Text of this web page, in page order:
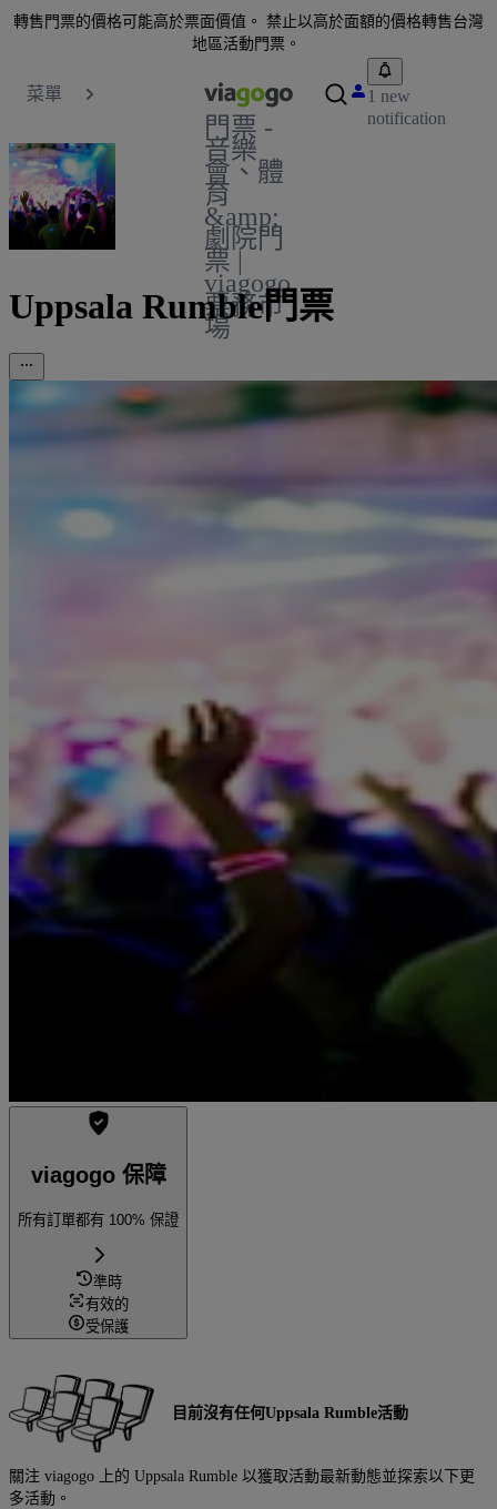
轉售門票的價格可能高於票面價值。 禁止以高於面額的價格轉售台灣
地區活動門票。
菜單
門票 -
音樂
會、體
育
&amp;
劇院門
票 |
viagogo
票務市
場
1 new
notification
Uppsala Rumble門票
viagogo 保障
所有訂單都有 100% 保證
準時
有效的
受保護
目前沒有任何Uppsala Rumble活動
關注 viagogo 上的 Uppsala Rumble 以獲取活動最新動態並探索以下更
多活動。